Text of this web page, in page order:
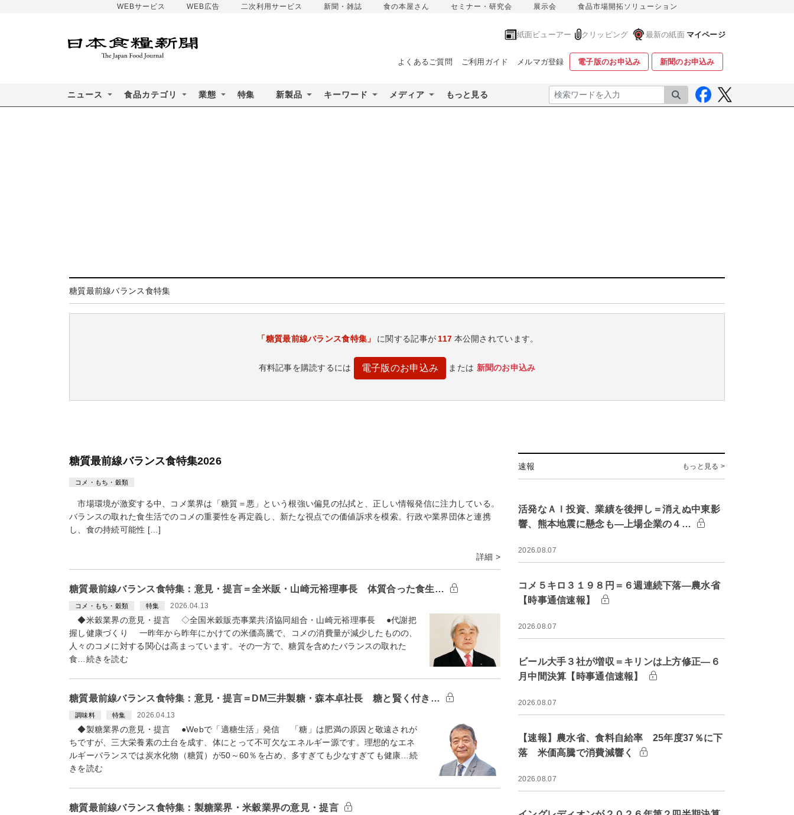
WEBサービス WEB広告 二次利用サービス 新聞・雑誌 食の本屋さん セミナー・研究会 展示会 食品市場開拓ソリューション
紙面ビューアー クリッピング 最新の紙面 マイページ
よくあるご質問 ご利用ガイド メルマガ登録 電子版のお申込み 新聞のお申込み
ニュース 食品カテゴリ 業態 特集 新製品 キーワード メディア もっと見る 検索
糖質最前線バランス食特集
「糖質最前線バランス食特集」 に関する記事が 117 本公開されています。
有料記事を購読するには 電子版のお申込み または 新聞のお申込み
糖質最前線バランス食特集2026
コメ・もち・穀類
市場環境が激変する中、コメ業界は「糖質＝悪」という根強い偏見の払拭と、正しい情報発信に注力している。
バランスの取れた食生活でのコメの重要性を再定義し、新たな視点での価値訴求を模索。行政や業界団体と連携
し、食の持続可能性 […]
詳細 >
糖質最前線バランス食特集：意見・提言＝全米販・山崎元裕理事長 体質合った食生…
コメ・もち・穀類 特集 2026.04.13
◆米穀業界の意見・提言 ◇全国米穀販売事業共済協同組合・山崎元裕理事長 ●代謝把
握し健康づくり 一昨年から昨年にかけての米価高騰で、コメの消費量が減少したものの、
人々のコメに対する関心は高まっています。その一方で、糖質を含めたバランスの取れた
食…続きを読む
糖質最前線バランス食特集：意見・提言＝DM三井製糖・森本卓社長 糖と賢く付き…
調味料 特集 2026.04.13
◆製糖業界の意見・提言 ●Webで「適糖生活」発信 「糖」は肥満の原因と敬遠されが
ちですが、三大栄養素の土台を成す、体にとって不可欠なエネルギー源です。理想的なエネ
ルギーバランスでは炭水化物（糖質）が50～60％を占め、多すぎても少なすぎても健康…続
きを読む
糖質最前線バランス食特集：製糖業界・米穀業界の意見・提言
速報 もっと見る >
活発なＡＩ投資、業績を後押し＝消えぬ中東影
響、熊本地震に懸念も―上場企業の４…
2026.08.07
コメ５キロ３１９８円＝６週連続下落―農水省
【時事通信速報】
2026.08.07
ビール大手３社が増収＝キリンは上方修正―６
月中間決算【時事通信速報】
2026.08.07
【速報】農水省、食料自給率 25年度37％に下
落 米価高騰で消費減響く
2026.08.07